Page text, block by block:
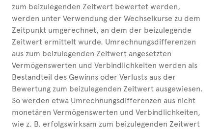
zum beizulegenden Zeitwert bewertet werden,
werden unter Verwendung der Wechselkurse zu dem
Zeitpunkt umgerechnet, an dem der beizulegende
Zeitwert ermittelt wurde. Umrechnungsdifferenzen
aus zum beizulegenden Zeitwert angesetzten
Vermögenswerten und Verbindlichkeiten werden als
Bestandteil des Gewinns oder Verlusts aus der
Bewertung zum beizulegenden Zeitwert ausgewiesen.
So werden etwa Umrechnungsdifferenzen aus nicht
monetären Vermögenswerten und Verbindlichkeiten,
wie z. B. erfolgswirksam zum beizulegenden Zeitwert